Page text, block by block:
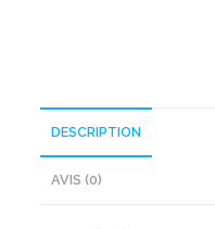
DESCRIPTION
AVIS (0)